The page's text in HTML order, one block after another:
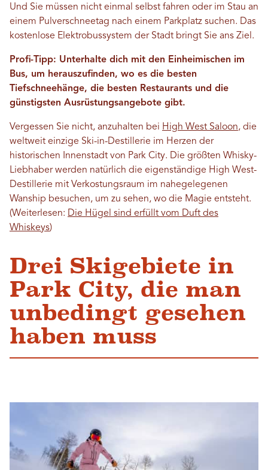
Und Sie müssen nicht einmal selbst fahren oder im Stau an
einem Pulverschneetag nach einem Parkplatz suchen. Das
kostenlose Elektrobussystem der Stadt bringt Sie ans Ziel.
Profi-Tipp: Unterhalte dich mit den Einheimischen im
Bus, um herauszufinden, wo es die besten
Tiefschneehänge, die besten Restaurants und die
günstigsten Ausrüstungsangebote gibt.
Vergessen Sie nicht, anzuhalten bei High West Saloon, die
weltweit einzige Ski-in-Destillerie im Herzen der
historischen Innenstadt von Park City. Die größten Whisky-
Liebhaber werden natürlich die eigenständige High West-
Destillerie mit Verkostungsraum im nahegelegenen
Wanship besuchen, um zu sehen, wo die Magie entsteht.
(Weiterlesen: Die Hügel sind erfüllt vom Duft des
Whiskeys)
Drei Skigebiete in
Park City, die man
unbedingt gesehen
haben muss